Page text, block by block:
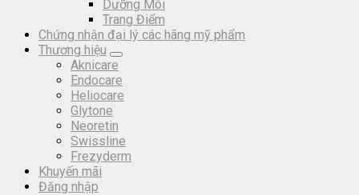
Dưỡng Môi
Trang Điểm
Chứng nhận đại lý các hãng mỹ phẩm
Thương hiệu
Aknicare
Endocare
Heliocare
Glytone
Neoretin
Swissline
Frezyderm
Khuyến mãi
Đăng nhập